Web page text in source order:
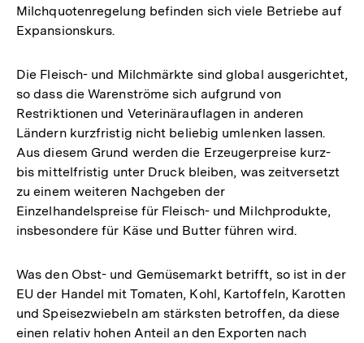
Milchquotenregelung befinden sich viele Betriebe auf
Expansionskurs.
Die Fleisch- und Milchmärkte sind global ausgerichtet,
so dass die Warenströme sich aufgrund von
Restriktionen und Veterinärauflagen in anderen
Ländern kurzfristig nicht beliebig umlenken lassen.
Aus diesem Grund werden die Erzeugerpreise kurz-
bis mittelfristig unter Druck bleiben, was zeitversetzt
zu einem weiteren Nachgeben der
Einzelhandelspreise für Fleisch- und Milchprodukte,
insbesondere für Käse und Butter führen wird.
Was den Obst- und Gemüsemarkt betrifft, so ist in der
EU der Handel mit Tomaten, Kohl, Kartoffeln, Karotten
und Speisezwiebeln am stärksten betroffen, da diese
einen relativ hohen Anteil an den Exporten nach